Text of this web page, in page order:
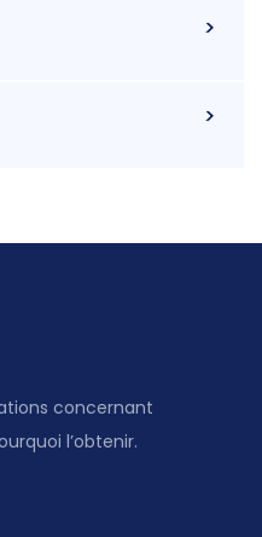
concernant
l’obtenir.